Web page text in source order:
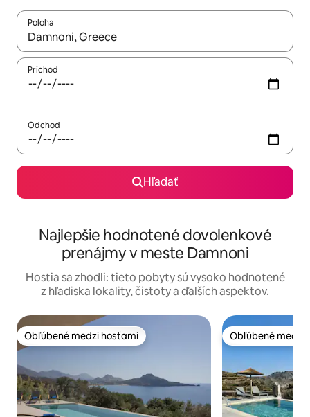
Poloha
Keď budú výsledky k dispozícii, môžete si ich prechádzať
Príchod
Odchod
Hľadať
Najlepšie hodnotené dovolenkové
prenájmy v meste Damnoni
Hostia sa zhodli: tieto pobyty sú vysoko hodnotené
z hľadiska lokality, čistoty a ďalších aspektov.
Obľúbené medzi hosťami
Obľúbené medzi hosťami Obľúbené medzi
Obľúbené medzi